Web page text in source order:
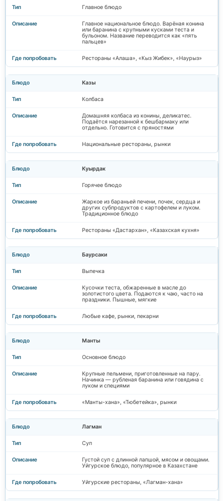
Главное блюдо
Главное национальное блюдо. Варёная конина
или баранина с крупными кусками теста и
бульоном. Название переводится как «пять
пальцев»
Рестораны «Алаша», «Кыз Жибек», «Наурыз»
Казы
Колбаса
Домашняя колбаса из конины, деликатес.
Подаётся нарезанной к бешбармаку или
отдельно. Готовится с пряностями
Национальные рестораны, рынки
Куырдак
Горячее блюдо
Жаркое из бараньей печени, почек, сердца и
других субпродуктов с картофелем и луком.
Традиционное блюдо
Рестораны «Дастархан», «Казахская кухня»
Баурсаки
Выпечка
Кусочки теста, обжаренные в масле до
золотистого цвета. Подаются к чаю, часто на
праздники. Пышные, мягкие
Любые кафе, рынки, пекарни
Манты
Основное блюдо
Крупные пельмени, приготовленные на пару.
Начинка — рубленая баранина или говядина с
луком и специями
«Манты-хана», «Тюбетейка», рынки
Лагман
Суп
Густой суп с длинной лапшой, мясом и овощами.
Уйгурское блюдо, популярное в Казахстане
Уйгурские рестораны, «Лагман-хана»